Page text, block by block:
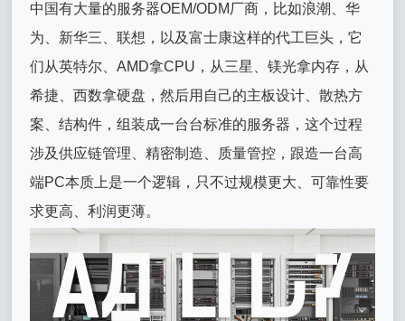
中国有大量的服务器OEM/ODM厂商，比如浪潮、华
为、新华三、联想，以及富士康这样的代工巨头，它
们从英特尔、AMD拿CPU，从三星、镁光拿内存，从
希捷、西数拿硬盘，然后用自己的主板设计、散热方
案、结构件，组装成一台台标准的服务器，这个过程
涉及供应链管理、精密制造、质量管控，跟造一台高
端PC本质上是一个逻辑，只不过规模更大、可靠性要
求更高、利润更薄。